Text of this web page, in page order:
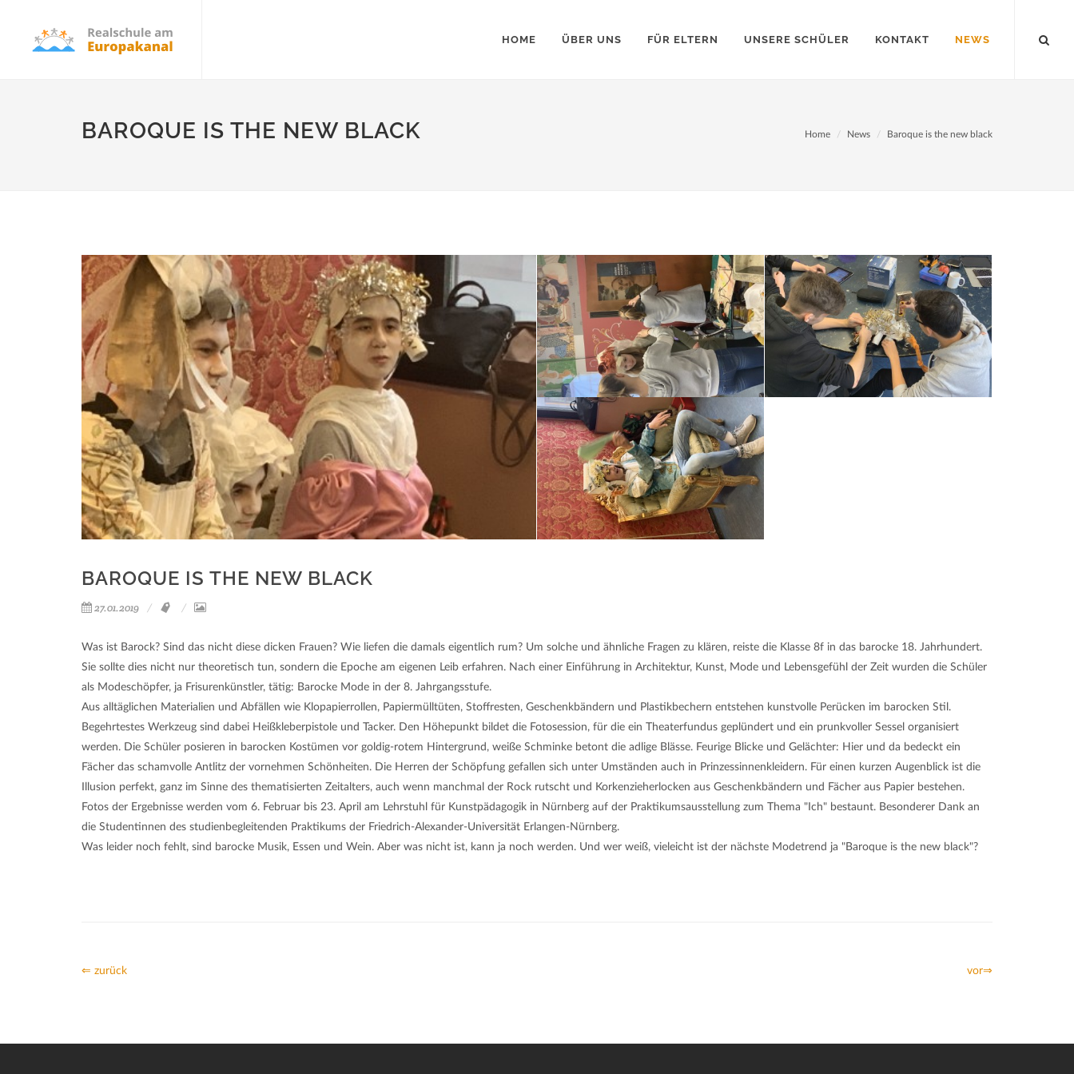
HOME ÜBER UNS FÜR ELTERN UNSERE SCHÜLER KONTAKT NEWS
BAROQUE IS THE NEW BLACK Home News Baroque is the new black
BAROQUE IS THE NEW BLACK
27.01.2019
Was ist Barock? Sind das nicht diese dicken Frauen? Wie liefen die damals eigentlich rum? Um solche und ähnliche Fragen zu klären, reiste die Klasse 8f in das barocke 18. Jahrhundert.
Sie sollte dies nicht nur theoretisch tun, sondern die Epoche am eigenen Leib erfahren. Nach einer Einführung in Architektur, Kunst, Mode und Lebensgefühl der Zeit wurden die Schüler
als Modeschöpfer, ja Frisurenkünstler, tätig: Barocke Mode in der 8. Jahrgangsstufe.
Aus alltäglichen Materialien und Abfällen wie Klopapierrollen, Papiermülltüten, Stoffresten, Geschenkbändern und Plastikbechern entstehen kunstvolle Perücken im barocken Stil.
Begehrtestes Werkzeug sind dabei Heißkleberpistole und Tacker. Den Höhepunkt bildet die Fotosession, für die ein Theaterfundus geplündert und ein prunkvoller Sessel organisiert
werden. Die Schüler posieren in barocken Kostümen vor goldig-rotem Hintergrund, weiße Schminke betont die adlige Blässe. Feurige Blicke und Gelächter: Hier und da bedeckt ein
Fächer das schamvolle Antlitz der vornehmen Schönheiten. Die Herren der Schöpfung gefallen sich unter Umständen auch in Prinzessinnenkleidern. Für einen kurzen Augenblick ist die
Illusion perfekt, ganz im Sinne des thematisierten Zeitalters, auch wenn manchmal der Rock rutscht und Korkenzieherlocken aus Geschenkbändern und Fächer aus Papier bestehen.
Fotos der Ergebnisse werden vom 6. Februar bis 23. April am Lehrstuhl für Kunstpädagogik in Nürnberg auf der Praktikumsausstellung zum Thema "Ich" bestaunt. Besonderer Dank an
die Studentinnen des studienbegleitenden Praktikums der Friedrich-Alexander-Universität Erlangen-Nürnberg.
Was leider noch fehlt, sind barocke Musik, Essen und Wein. Aber was nicht ist, kann ja noch werden. Und wer weiß, vieleicht ist der nächste Modetrend ja "Baroque is the new black"?
⇐ zurück vor⇒